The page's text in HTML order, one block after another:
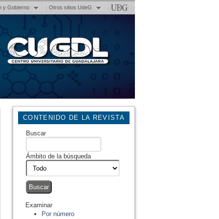
y Gobierno Otros sitios UdeG
CONTENIDO DE LA REVISTA
Buscar
Ámbito de la búsqueda
Examinar
Por número